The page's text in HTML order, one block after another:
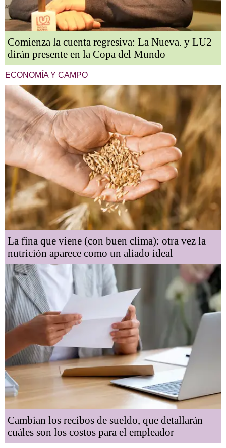
Comienza la cuenta regresiva: La Nueva. y LU2
dirán presente en la Copa del Mundo
ECONOMÍA Y CAMPO
La fina que viene (con buen clima): otra vez la
nutrición aparece como un aliado ideal
Cambian los recibos de sueldo, que detallarán
cuáles son los costos para el empleador